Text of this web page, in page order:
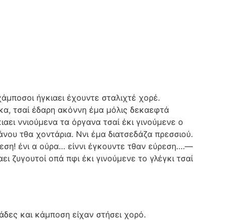
ήγκιαει έχουντε σταλιχτέ χορέ.
τσαί έδαρη ακόννη έμα μόλις δεκαεφτά
ννιούμενα τα όργανα τσαί έκι γινούμενε ο
τθα χοντάρια. Ννι έμα διατσεδάζα πρεσσιού.
ένι α ούρα… είννι έγκουντε τθαν εύρεση….—
ζυγουτοί οπά πφι έκι γινούμενε το γλέγκι τσαί
και κάμποση είχαν στήσει χορό.